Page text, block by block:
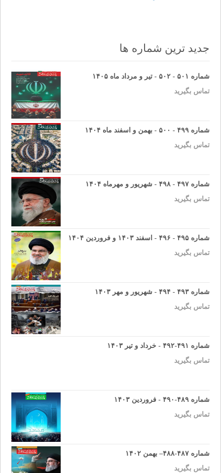
جدید ترین شماره ها
شماره ۵۰۱ - ۵۰۲ - تیر و مرداد ماه ۱۴۰۵
تماس بگیرید
شماره ۴۹۹ - ۵۰۰ - بهمن و اسفند ماه ۱۴۰۴
تماس بگیرید
شماره ۴۹۷ - ۴۹۸ - شهریور و مهرماه ۱۴۰۴
تماس بگیرید
شماره ۴۹۵ - ۴۹۶ - اسفند ۱۴۰۳ و فروردین ۱۴۰۴
تماس بگیرید
شماره ۴۹۳ - ۴۹۴ - شهریور و مهر ۱۴۰۳
تماس بگیرید
شماره ۴۹۱-۴۹۲ - خرداد و تیر ۱۴۰۳
تماس بگیرید
شماره ۴۸۹-۴۹۰ - فروردین ۱۴۰۳
تماس بگیرید
شماره ۴۸۷-۴۸۸– بهمن ۱۴۰۲
تماس بگیرید